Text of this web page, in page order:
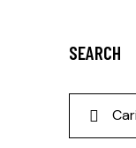
SEARCH